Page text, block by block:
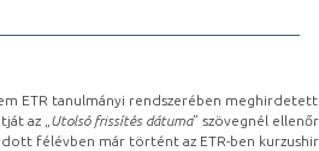
ETR tanulmányi rendszerében
az „ Utolsó frissítés dátuma” szövegnél
félévben már történt az ETR-ben